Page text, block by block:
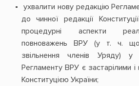
ухвалити нову редакцію
до чинної редакції
процедурні аспекти
повноважень ВРУ (у т. ч.
звільнення членів Уряду) у
Регламенту ВРУ є застарілими
Конституцією України;